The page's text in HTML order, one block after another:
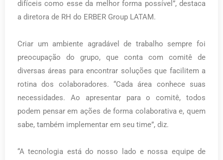
difíceis como esse da melhor forma possível”, destaca
a diretora de RH do ERBER Group LATAM.
Criar um ambiente agradável de trabalho sempre foi
preocupação do grupo, que conta com comitê de
diversas áreas para encontrar soluções que facilitem a
rotina dos colaboradores. “Cada área conhece suas
necessidades. Ao apresentar para o comitê, todos
podem pensar em ações de forma colaborativa e, quem
sabe, também implementar em seu time”, diz.
“A tecnologia está do nosso lado e nossa equipe de